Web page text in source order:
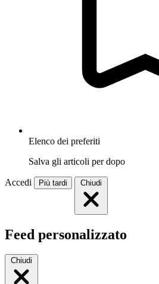
Elenco dei preferiti
Salva gli articoli per dopo
Accedi Più tardi Chiudi
Feed personalizzato
Chiudi